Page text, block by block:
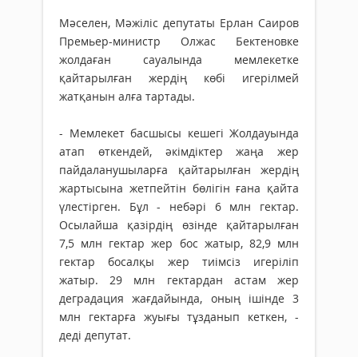
Мәселен, Мәжіліс депутаты Ерлан Саиров
Премьер-министр Олжас Бектеновке
жолдаған сауалында мемлекетке
қайтарылған жердің көбі игерілмей
жатқанын алға тартады.
- Мемлекет басшысы кешегі Жолдауында
атап өткендей, әкімдіктер жаңа жер
пайдаланушыларға қайтарылған жердің
жартысына жетпейтін бөлігін ғана қайта
үлестірген. Бұл - небәрі 6 млн гектар.
Осылайша қазірдің өзінде қайтарылған
7,5 млн гектар жер бос жатыр, 82,9 млн
гектар босалқы жер тиімсіз игеріліп
жатыр. 29 млн гектардан астам жер
деградация жағдайында, оның ішінде 3
млн гектарға жуығы тұзданып кеткен, -
деді депутат.